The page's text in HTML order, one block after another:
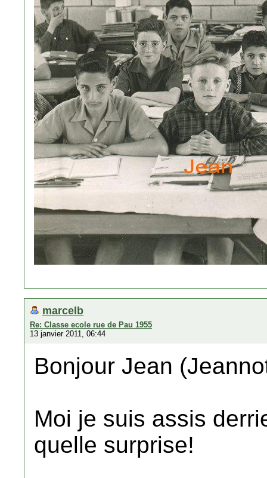
marcelb
Re: Classe ecole rue de Pau 1955
13 janvier 2011, 06:44
Bonjour Jean
Moi je suis assis
quelle surprise!